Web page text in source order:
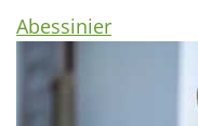
Abessinier